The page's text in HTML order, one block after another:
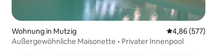
Wohnung in Mutzig
4,86 (577)
Außergewöhnliche Maisonette • Privater Innenpool